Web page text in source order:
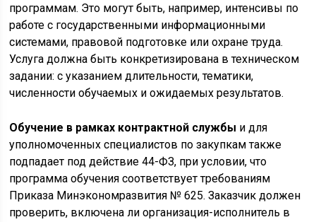
программам. Это могут быть, например, интенсивы по
работе с государственными информационными
системами, правовой подготовке или охране труда.
Услуга должна быть конкретизирована в техническом
задании: с указанием длительности, тематики,
численности обучаемых и ожидаемых результатов.
Обучение в рамках контрактной службы и для
уполномоченных специалистов по закупкам также
подпадает под действие 44-ФЗ, при условии, что
программа обучения соответствует требованиям
Приказа Минэкономразвития № 625. Заказчик должен
проверить, включена ли организация-исполнитель в